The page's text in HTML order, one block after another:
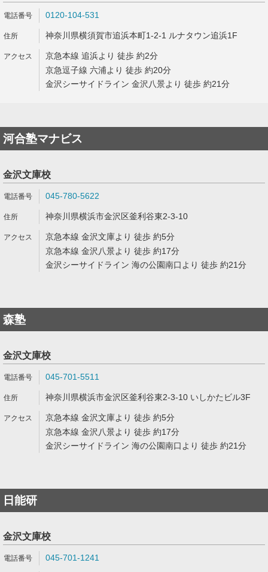
0120-104-531
神奈川県横須賀市追浜本町1-2-1 ルナタウン追浜1F
京急本線 追浜より 徒歩 約2分
京急逗子線 六浦より 徒歩 約20分
金沢シーサイドライン 金沢八景より 徒歩 約21分
河合塾マナビス
金沢文庫校
045-780-5622
神奈川県横浜市金沢区釜利谷東2-3-10
京急本線 金沢文庫より 徒歩 約5分
京急本線 金沢八景より 徒歩 約17分
金沢シーサイドライン 海の公園南口より 徒歩 約21分
森塾
金沢文庫校
045-701-5511
神奈川県横浜市金沢区釜利谷東2-3-10 いしかたビル3F
京急本線 金沢文庫より 徒歩 約5分
京急本線 金沢八景より 徒歩 約17分
金沢シーサイドライン 海の公園南口より 徒歩 約21分
日能研
金沢文庫校
045-701-1241